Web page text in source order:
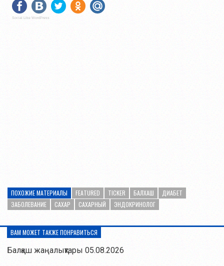
Social Like WordPress
ПОХОЖИЕ МАТЕРИАЛЫ FEATURED TICKER БАЛХАШ
ДИАБЕТ
ЗАБОЛЕВАНИЕ
САХАР САХАРНЫЙ ЭНДОКРИНОЛОГ
ВАМ МОЖЕТ ТАКЖЕ ПОНРАВИТЬСЯ
Балқаш жаңалықтары 05.08.2026